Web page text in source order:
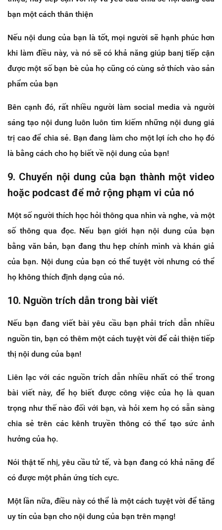
bạn một cách thân thiện
Nếu nội dung của bạn là tốt, mọi người sẽ hạnh phúc hơn
khi làm điều này, và nó sẽ có khả năng giúp banj tiếp cận
được một số bạn bè của họ cũng có cùng sở thích vào sản
phẩm của bạn
Bên cạnh đó, rất nhiều người làm social media và người
sáng tạo nội dung luôn luôn tìm kiếm những nội dung giá
trị cao để chia sẻ. Bạn đang làm cho một lợi ích cho họ đó
là bằng cách cho họ biết về nội dung của bạn!
9. Chuyển nội dung của bạn thành một video
hoặc podcast để mở rộng phạm vi của nó
Một số người thích học hỏi thông qua nhìn và nghe, và một
số thông qua đọc. Nếu bạn giới hạn nội dung của bạn
bằng văn bản, bạn đang thu hẹp chính mình và khán giả
của bạn. Nội dung của bạn có thể tuyệt vời nhưng có thể
họ không thích định dạng của nó.
10. Nguồn trích dẫn trong bài viết
Nếu bạn đang viết bài yêu cầu bạn phải trích dẫn nhiều
nguồn tin, bạn có thêm một cách tuyệt vời để cải thiện tiếp
thị nội dung của bạn!
Liên lạc với các nguồn trích dẫn nhiều nhất có thể trong
bài viết này, để họ biết được công việc của họ là quan
trọng như thế nào đối với bạn, và hỏi xem họ có sẵn sàng
chia sẻ trên các kênh truyền thông có thể tạo sức ảnh
hưởng của họ.
Nói thật tế nhị, yêu cầu tử tế, và bạn đang có khả năng để
có được một phản ứng tích cực.
Một lần nữa, điều này có thể là một cách tuyệt vời để tăng
uy tín của bạn cho nội dung của bạn trên mạng!